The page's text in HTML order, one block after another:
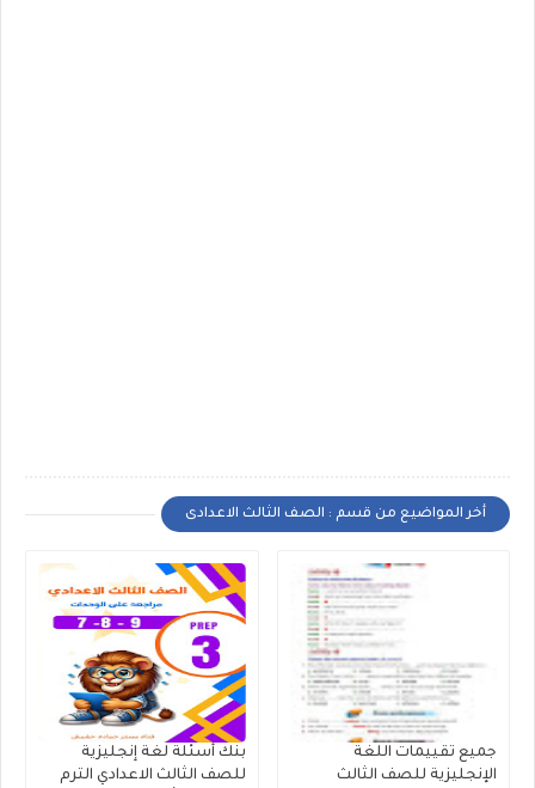
أخر المواضيع من قسم : الصف الثالث الاعدادى
جميع تقييمات اللغة
الإنجليزية للصف الثالث
بنك أسئلة لغة إنجليزية
للصف الثالث الاعدادي الترم